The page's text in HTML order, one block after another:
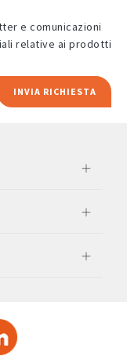
relative ai prodotti
INVIA RICHIESTA